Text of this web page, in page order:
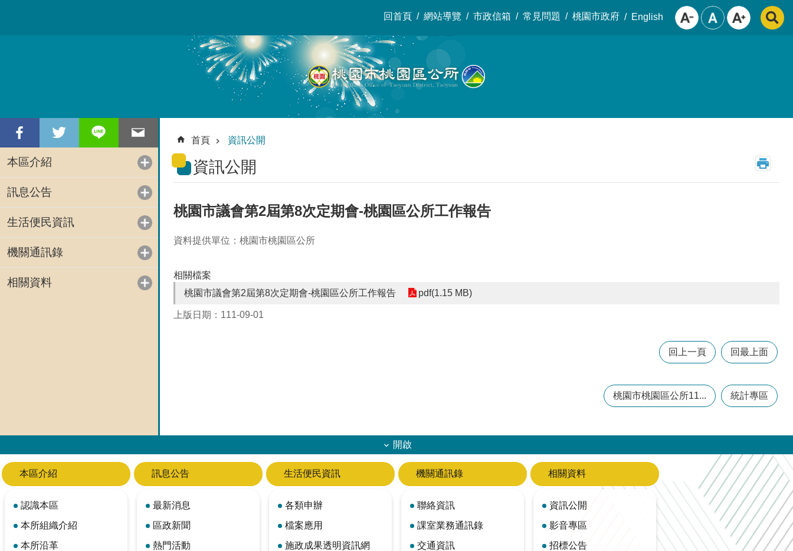
回首頁 網站導覽 市政信箱 常見問題 桃園市政府 English
本區介紹
訊息公告
生活便民資訊
機關通訊錄
相關資料
首頁 資訊公開
資訊公開
桃園市議會第2屆第8次定期會-桃園區公所工作報告
資料提供單位：桃園市桃園區公所
相關檔案
桃園市議會第2屆第8次定期會-桃園區公所工作報告
pdf(1.15 MB)
上版日期：111-09-01
回上一頁 回最上面
桃園市桃園區公所11... 統計專區
開啟
本區介紹
認識本區
本所組織介紹
本所沿革
訊息公告
最新消息
區政新聞
熱門活動
生活便民資訊
各類申辦
檔案應用
施政成果透明資訊網
機關通訊錄
聯絡資訊
課室業務通訊錄
交通資訊
相關資料
資訊公開
影音專區
招標公告